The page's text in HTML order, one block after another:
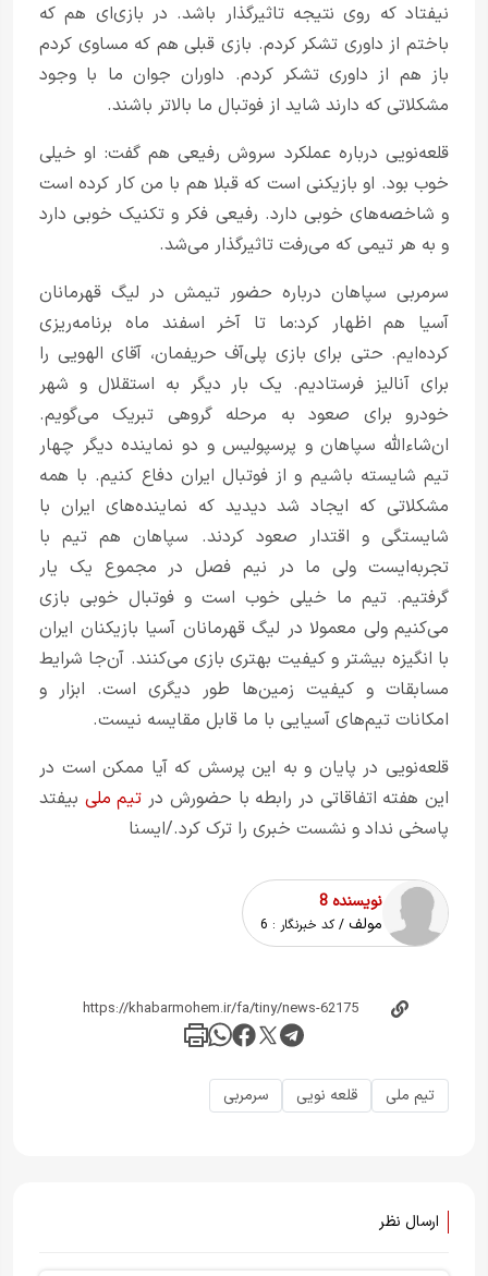
نیفتاد که روی نتیجه تاثیرگذار باشد. در بازی‌ای هم که
باختم از داوری تشکر کردم. بازی قبلی هم که مساوی کردم
باز هم از داوری تشکر کردم. داوران جوان ما با وجود
مشکلاتی که دارند شاید از فوتبال ما بالاتر باشند.
قلعه‌نویی درباره عملکرد سروش رفیعی هم گفت: او خیلی
خوب بود. او بازیکنی است که قبلا هم با من کار کرده است
و شاخصه‌های خوبی دارد. رفیعی فکر و تکنیک خوبی دارد
و به هر تیمی که می‌رفت تاثیرگذار می‌شد.
سرمربی سپاهان درباره حضور تیمش در لیگ قهرمانان
آسیا هم اظهار کرد:‌ما تا آخر اسفند ماه برنامه‌ریزی
کرده‌ایم. حتی برای بازی پلی‌آف حریفمان، آقای الهویی را
برای آنالیز فرستادیم. یک بار دیگر به استقلال و شهر
خودرو برای صعود به مرحله گروهی تبریک می‌گویم.
ان‌شاءالله سپاهان و پرسپولیس و دو نماینده دیگر چهار
تیم شایسته باشیم و از فوتبال ایران دفاع کنیم. با همه
مشکلاتی که ایجاد شد دیدید که نماینده‌های ایران با
شایستگی و اقتدار صعود کردند. سپاهان هم تیم با
تجربه‌ایست ولی ما در نیم فصل در مجموع یک یار
گرفتیم. تیم ما خیلی خوب است و فوتبال خوبی بازی
می‌کنیم ولی معمولا در لیگ قهرمانان آسیا بازیکنان ایران
با انگیزه بیشتر و کیفیت بهتری بازی می‌کنند. آن‌جا شرایط
مسابقات و کیفیت زمین‌ها طور دیگری است. ابزار و
امکانات تیم‌های آسیایی با ما قابل مقایسه نیست.
قلعه‌نویی در پایان و به این پرسش که آیا ممکن است در
این هفته اتفاقاتی در رابطه با حضورش در تیم ملی بیفتد
پاسخی نداد و نشست خبری را ترک کرد./ایسنا
نویسنده 8
مولف / کد خبرنگار : 6
تیم ملی قلعه نویی سرمربی
ارسال نظر